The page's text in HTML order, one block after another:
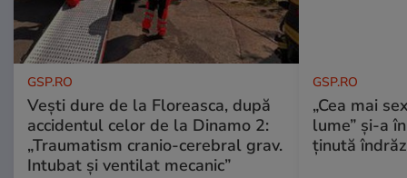
GSP.RO
Vești dure de la Floreasca, după
accidentul celor de la Dinamo 2:
„Traumatism cranio-cerebral grav.
Intubat și ventilat mecanic”
GSP.RO
„Cea mai
lume” și-a
ținută